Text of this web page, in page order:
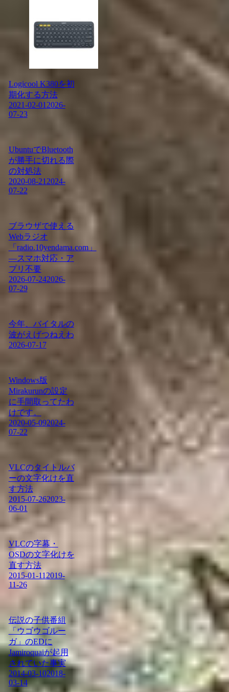
Logicool K380を初
期化する方法
2021-02-01 2026-
07-23
UbuntuでBluetooth
が勝手に切れる際
の対処法
2020-08-21 2024-
07-22
ブラウザで使える
Webラジオ
「radio.10yendama.com」
―スマホ対応・ア
プリ不要
2026-07-242026-
07-29
今年、バイタルの
波がえげつねえわ
2026-07-17
Windows版
Mirakurunの設定
に手間取ってたわ
けです。
2020-05-092024-
07-22
VLCのタイトルバ
ーの文字化けを直
す方法
2015-07-262023-
06-01
VLCの字幕・
OSDの文字化けを
直す方法
2015-01-112019-
11-26
伝説の子供番組
「ウゴウゴルー
ガ」のEDに
Jamiroquaiが起用
されていた事実
2014-03-102018-
03-14